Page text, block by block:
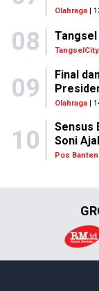
Olahraga|
08 TangselCity
09
Final
Olahraga|
10
Sensus
Soni
Pos Banten